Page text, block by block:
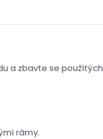
a zbavte se použitých
rámy.